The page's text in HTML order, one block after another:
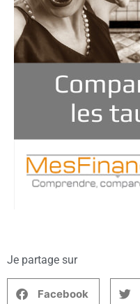
Je partage sur
Facebook